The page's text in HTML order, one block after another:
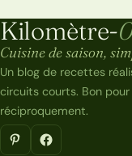
Kilomètre-
Kilomètre-0
Cuisine de saison,
Un blog de recettes
circuits courts. Bon
réciproquement.